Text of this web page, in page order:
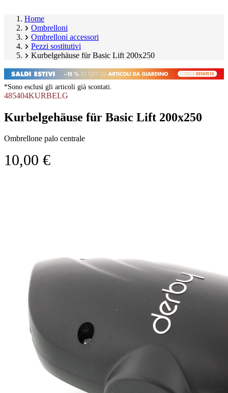
Home
Ombrelloni
Ombrelloni accessori
Pezzi sostitutivi
Kurbelgehäuse für Basic Lift 200x250
*Sono esclusi gli articoli già scontati.
485404KURBELG
Kurbelgehäuse für Basic Lift 200x250
Ombrellone palo centrale
10,00 €